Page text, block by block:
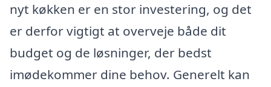
nyt køkken er en stor investering, og det
er derfor vigtigt at overveje både dit
budget og de løsninger, der bedst
imødekommer dine behov. Generelt kan